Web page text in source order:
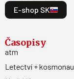
E-shop SK
Časopisy
atm
Letectví +